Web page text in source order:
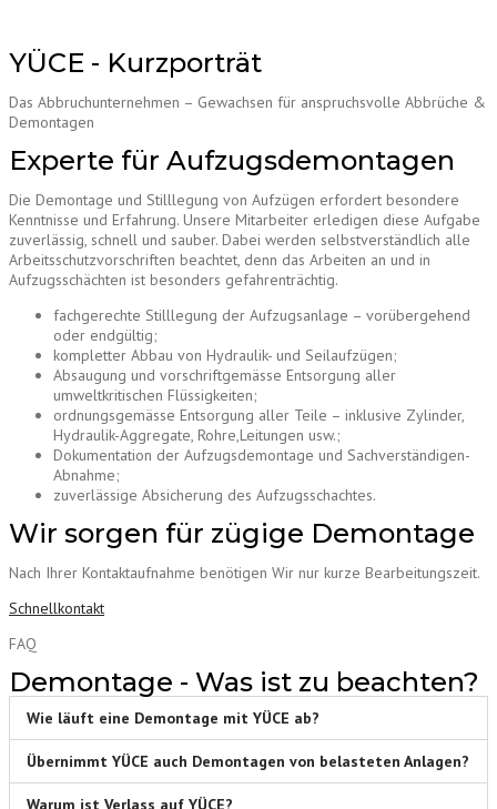
YÜCE - Kurzporträt
Das Abbruchunternehmen – Gewachsen für anspruchsvolle Abbrüche &
Demontagen
Experte für Aufzugsdemontagen
Die Demontage und Stilllegung von Aufzügen erfordert besondere
Kenntnisse und Erfahrung. Unsere Mitarbeiter erledigen diese Aufgabe
zuverlässig, schnell und sauber. Dabei werden selbstverständlich alle
Arbeitsschutzvorschriften beachtet, denn das Arbeiten an und in
Aufzugsschächten ist besonders gefahrenträchtig.
fachgerechte Stilllegung der Aufzugsanlage – vorübergehend
oder endgültig;
kompletter Abbau von Hydraulik- und Seilaufzügen;
Absaugung und vorschriftgemässe Entsorgung aller
umweltkritischen Flüssigkeiten;
ordnungsgemässe Entsorgung aller Teile – inklusive Zylinder,
Hydraulik-Aggregate, Rohre,Leitungen usw.;
Dokumentation der Aufzugsdemontage und Sachverständigen-
Abnahme;
zuverlässige Absicherung des Aufzugsschachtes.
Wir sorgen für zügige Demontage
Nach Ihrer Kontaktaufnahme benötigen Wir nur kurze Bearbeitungszeit.
Schnellkontakt
FAQ
Demontage - Was ist zu beachten?
Wie läuft eine Demontage mit YÜCE ab?
Übernimmt YÜCE auch Demontagen von belasteten Anlagen?
Warum ist Verlass auf YÜCE?